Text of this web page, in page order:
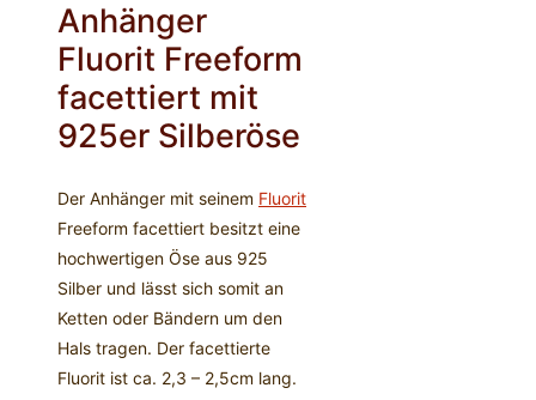
Anhänger
Fluorit Freeform
facettiert mit
925er Silberöse
Der Anhänger mit seinem Fluorit
Freeform facettiert besitzt eine
hochwertigen Öse aus 925
Silber und lässt sich somit an
Ketten oder Bändern um den
Hals tragen. Der facettierte
Fluorit ist ca. 2,3 – 2,5cm lang.